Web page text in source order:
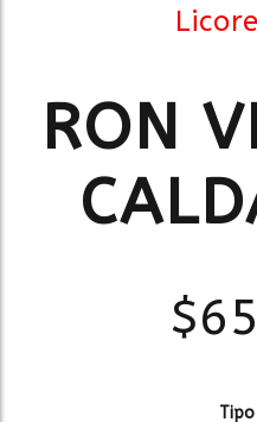
RON
$
Tipo